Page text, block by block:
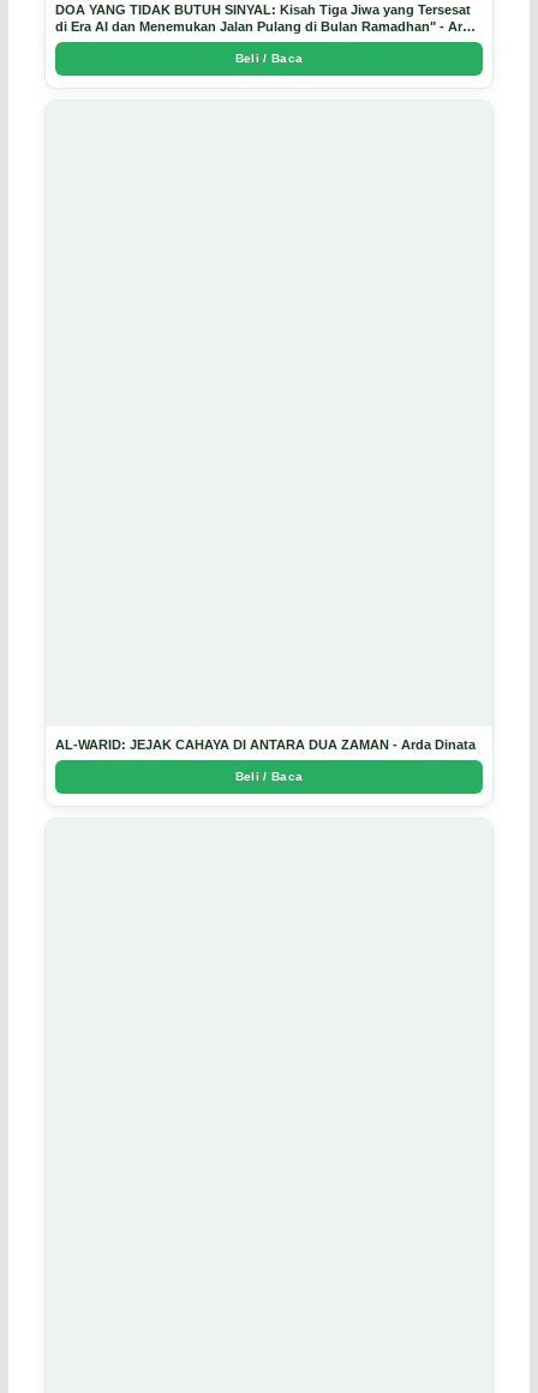
DOA YANG TIDAK BUTUH SINYAL: Kisah Tiga Jiwa yang Tersesat
di Era AI dan Menemukan Jalan Pulang di Bulan Ramadhan" - Arda
Dinata
Beli / Baca
AL-WARID: JEJAK CAHAYA DI ANTARA DUA ZAMAN - Arda Dinata
Beli / Baca